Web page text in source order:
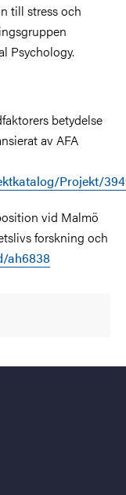
till stress och
Psychology.
betydelse
av AFA
Projekt/
vid Malmö
forskning och
ah6838